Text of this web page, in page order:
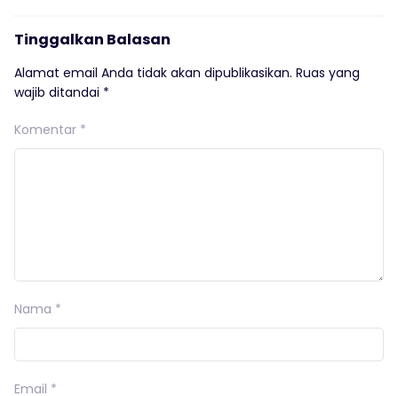
Tinggalkan Balasan
Alamat email Anda tidak akan dipublikasikan. Ruas yang
wajib ditandai *
Komentar *
Nama *
Email *